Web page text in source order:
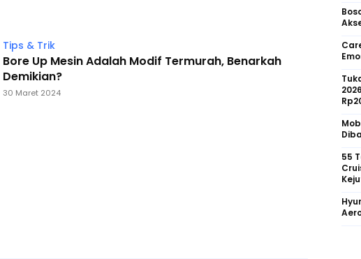
Tips & Trik
Bore Up Mesin Adalah Modif Termurah, Benarkah
Demikian?
30 Maret 2024
55